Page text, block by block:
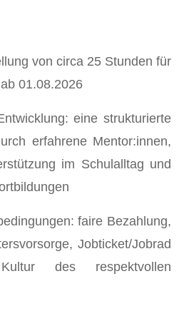
von circa 25 Stunden für
01.08.2026
eine strukturierte
erfahrene Mentor:innen,
im Schulalltag und
faire Bezahlung,
Jobticket/Jobrad
des respektvollen